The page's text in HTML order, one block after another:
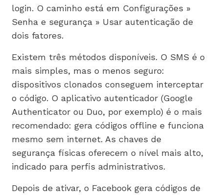
login. O caminho está em Configurações »
Senha e segurança » Usar autenticação de
dois fatores.
Existem três métodos disponíveis. O SMS é o
mais simples, mas o menos seguro:
dispositivos clonados conseguem interceptar
o código. O aplicativo autenticador (Google
Authenticator ou Duo, por exemplo) é o mais
recomendado: gera códigos offline e funciona
mesmo sem internet. As chaves de
segurança físicas oferecem o nível mais alto,
indicado para perfis administrativos.
Depois de ativar, o Facebook gera códigos de